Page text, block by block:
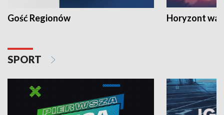
Gość Regionów Horyzont
SPORT